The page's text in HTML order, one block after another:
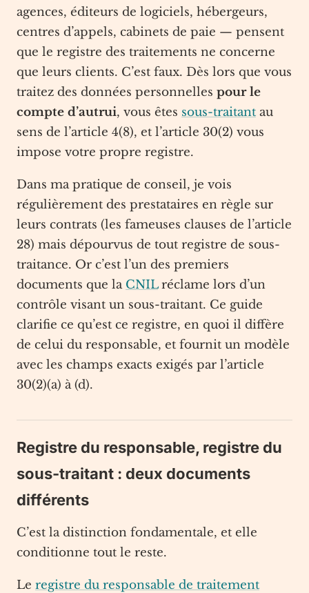
agences, éditeurs de logiciels, hébergeurs,
centres d’appels, cabinets de paie — pensent
que le registre des traitements ne concerne
que leurs clients. C’est faux. Dès lors que vous
traitez des données personnelles pour le
compte d’autrui, vous êtes sous-traitant au
sens de l’article 4(8), et l’article 30(2) vous
impose votre propre registre.
Dans ma pratique de conseil, je vois
régulièrement des prestataires en règle sur
leurs contrats (les fameuses clauses de l’article
28) mais dépourvus de tout registre de sous-
traitance. Or c’est l’un des premiers
documents que la CNILréclame lors d’un
contrôle visant un sous-traitant. Ce guide
clarifie ce qu’est ce registre, en quoi il diffère
de celui du responsable, et fournit un modèle
avec les champs exacts exigés par l’article
30(2)(a) à (d).
Registre du responsable, registre du
sous-traitant : deux documents
différents
C’est la distinction fondamentale, et elle
conditionne tout le reste.
Le registre du responsable de traitement